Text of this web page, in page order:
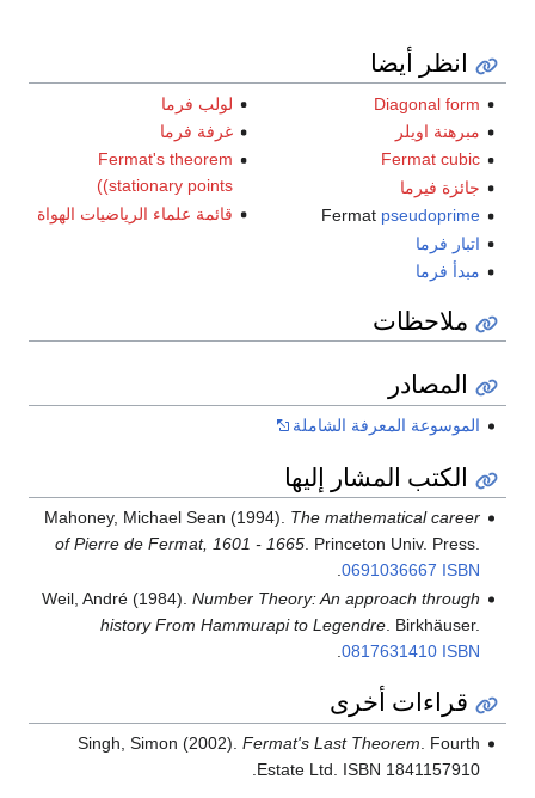
انظر أيضا
Diagonal form
مبرهنة اويلر
Fermat cubic
جائزة فيرما
Fermat pseudoprime
اتبار فرما
مبدأ فرما
لولب فرما
غرفة فرما
Fermat's theorem
(stationary points)
قائمة علماء الرياضيات الهواة
ملاحظات
المصادر
الموسوعة المعرفة الشاملة
الكتب المشار إليها
Mahoney, Michael Sean (1994). The mathematical career
of Pierre de Fermat, 1601 - 1665. Princeton Univ. Press.
ISBN
0691036667
.
Weil, André (1984). Number Theory: An approach through
history From Hammurapi to Legendre. Birkhäuser.
ISBN
0817631410
قراءات أخرى
Singh, Simon (2002). Fermat's Last Theorem . Fourth
Estate Ltd. ISBN 1841157910.